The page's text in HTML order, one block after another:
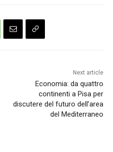
Next article
Economia: da quattro
continenti a Pisa per
discutere del futuro dell’area
del Mediterraneo